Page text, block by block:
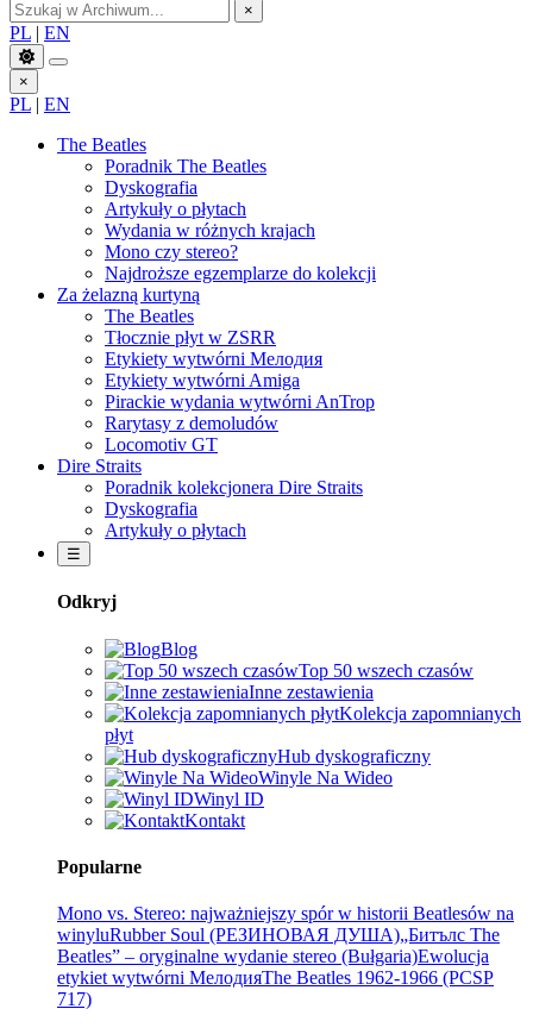
×
PL | EN
×
PL | EN
The Beatles
Poradnik The Beatles
Dyskografia
Artykuły o płytach
Wydania w różnych krajach
Mono czy stereo?
Najdroższe egzemplarze do kolekcji
Za żelazną kurtyną
The Beatles
Tłocznie płyt w ZSRR
Etykiety wytwórni Мелодия
Etykiety wytwórni Amiga
Pirackie wydania wytwórni AnTrop
Rarytasy z demoludów
Locomotiv GT
Dire Straits
Poradnik kolekcjonera Dire Straits
Dyskografia
Artykuły o płytach
☰
Odkryj
Blog
Top 50 wszech czasów
Inne zestawienia
Kolekcja zapomnianych
płyt
Hub dyskograficzny
Winyle Na Wideo
Winyl ID
Kontakt
Popularne
Mono vs. Stereo: najważniejszy spór w historii Beatlesów na
winyluRubber Soul (РЕЗИНОВАЯ ДУША)„Битълс The
Beatles” – oryginalne wydanie stereo (Bułgaria)Ewolucja
etykiet wytwórni МелодияThe Beatles 1962-1966 (PCSP
717)